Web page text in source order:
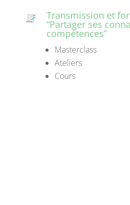
Transmission et
“Partager ses
compétences”
Masterclass
Ateliers
Cours